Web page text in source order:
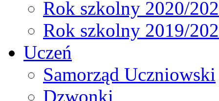
Rok szkolny 2020/
Rok szkolny 2019/
Uczeń
Samorząd Uczniowski
Dzwonki